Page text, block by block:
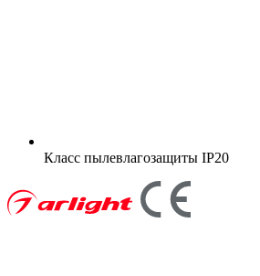
Класс пылевлагозащиты IP20